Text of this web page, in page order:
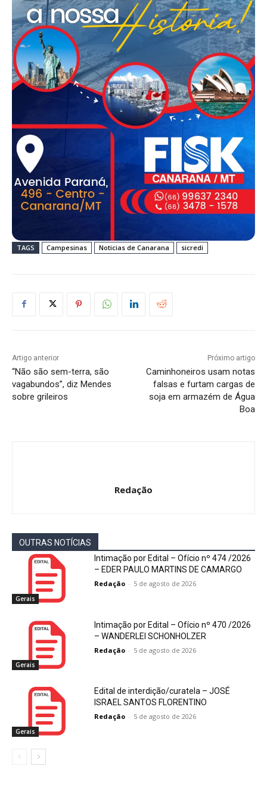
TAGS Campesinas Noticias de Canarana sicredi
Artigo anterior
“Não são sem-terra, são
vagabundos”, diz Mendes
sobre grileiros
Próximo artigo
Caminhoneiros usam notas
falsas e furtam cargas de
soja em armazém de Água
Boa
Redação
OUTRAS NOTÍCIAS
Gerais
Intimação por Edital – Ofício nº 474 /2026
– EDER PAULO MARTINS DE CAMARGO
Redação - 5 de agosto de 2026
Gerais
Intimação por Edital – Ofício nº 470 /2026
– WANDERLEI SCHONHOLZER
Redação - 5 de agosto de 2026
Gerais
Edital de interdição/curatela – JOSÉ
ISRAEL SANTOS FLORENTINO
Redação - 5 de agosto de 2026